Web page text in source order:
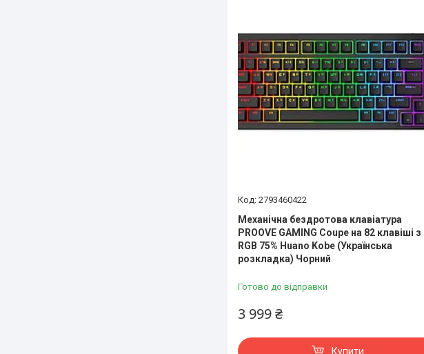
2793460422
Механічна бездротова клавіатура
PROOVE GAMING Coupe на 82 клавіші з
RGB 75% Huano Kobe (Українська
розкладка) Чорний
Готово до відправки
3 999 ₴
Купити